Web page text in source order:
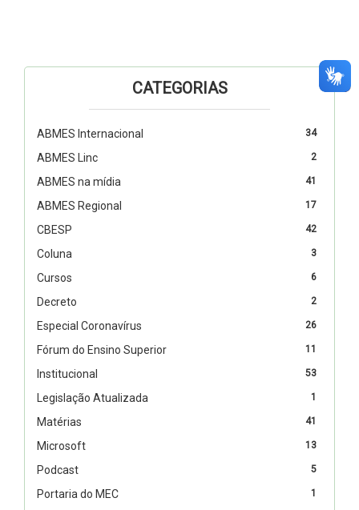
CATEGORIAS
34
ABMES Internacional
2
ABMES Linc
41
ABMES na mídia
17
ABMES Regional
42
CBESP
3
Coluna
6
Cursos
2
Decreto
26
Especial Coronavírus
11
Fórum do Ensino Superior
53
Institucional
1
Legislação Atualizada
41
Matérias
13
Microsoft
5
Podcast
1
Portaria do MEC